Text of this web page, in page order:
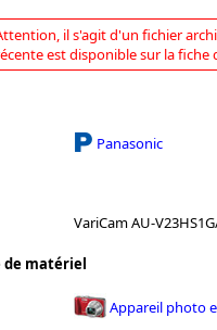
il s'agit d'un fichier
est disponible sur la fiche
Panasonic
VariCam AU-
de matériel
Appareil photo